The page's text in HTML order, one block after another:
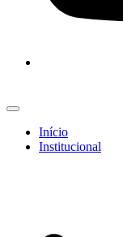
Início
Institucional